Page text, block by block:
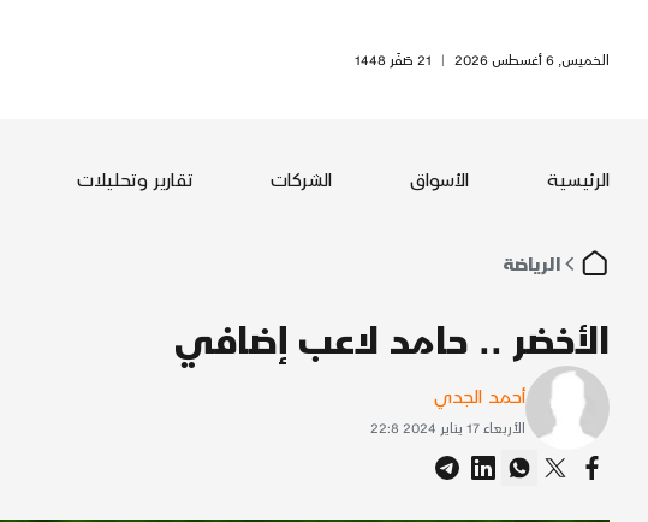
الخميس, 6 أغسطس 2026 | 21 صَفَر 1448
الرئيسية الأسواق الشركات تقارير وتحليلات
الرياضة
الأخضر .. حامد لاعب إضافي
أحمد الجدي
الأربعاء 17 يناير 2024 22:8